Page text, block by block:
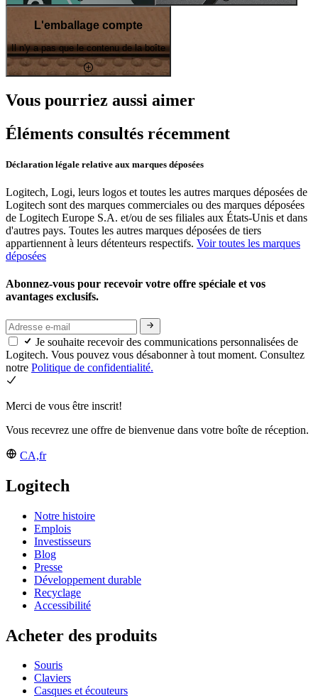
L'emballage compte
Il n'y a pas que le contenu de la boîte
Vous pourriez aussi aimer
Éléments consultés récemment
Déclaration légale relative aux marques déposées
Logitech, Logi, leurs logos et toutes les autres marques déposées de
Logitech sont des marques commerciales ou des marques déposées
de Logitech Europe S.A. et/ou de ses filiales aux États-Unis et dans
d'autres pays. Toutes les autres marques déposées de tiers
appartiennent à leurs détenteurs respectifs. Voir toutes les marques
déposées
Abonnez-vous pour recevoir votre offre spéciale et vos
avantages exclusifs.
Je souhaite recevoir des communications personnalisées de
Logitech. Vous pouvez vous désabonner à tout moment. Consultez
notre Politique de confidentialité.
Merci de vous être inscrit!
Vous recevrez une offre de bienvenue dans votre boîte de réception.
CA,fr
Logitech
Notre histoire
Emplois
Investisseurs
Blog
Presse
Développement durable
Recyclage
Accessibilité
Acheter des produits
Souris
Claviers
Casques et écouteurs